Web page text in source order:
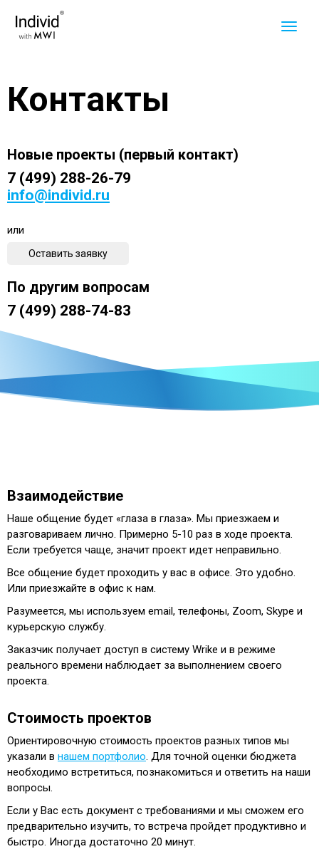
Контакты
Новые проекты (первый контакт)
7 (499) 288-26-79
info@individ.ru
или
Оставить заявку
По другим вопросам
7 (499) 288-74-83
Взаимодействие
Наше общение будет «глаза в глаза». Мы приезжаем и
разговариваем лично. Примерно 5-10 раз в ходе проекта.
Если требуется чаще, значит проект идет неправильно.
Все общение будет проходить у вас в офисе. Это удобно.
Или приезжайте в офис к нам.
Разумеется, мы используем email, телефоны, Zoom, Skype и
курьерскую службу.
Заказчик получает доступ в систему Wrike и в режиме
реального времени наблюдает за выполнением своего
проекта.
Стоимость проектов
Ориентировочную стоимость проектов разных типов мы
указали в нашем портфолио. Для точной оценки бюджета
необходимо встретиться, познакомиться и ответить на наши
вопросы.
Если у Вас есть документ с требованиями и мы сможем его
предварительно изучить, то встреча пройдет продуктивно и
быстро. Иногда достаточно 20 минут.